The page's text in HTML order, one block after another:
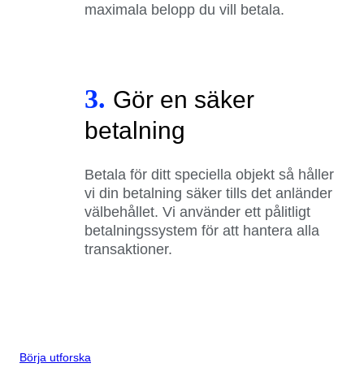
maximala belopp du vill betala.
3. Gör en säker
betalning
Betala för ditt speciella objekt så håller
vi din betalning säker tills det anländer
välbehållet. Vi använder ett pålitligt
betalningssystem för att hantera alla
transaktioner.
Börja utforska